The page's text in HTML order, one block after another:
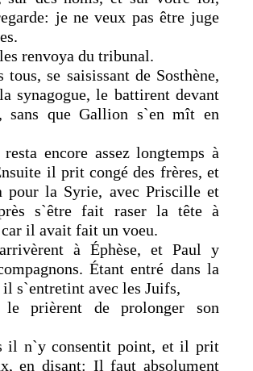
je ne veux pas être juge
renvoya du tribunal.
tous, se saisissant de Sosthène,
synagogue, le battirent devant
sans que Gallion s`en mît en
encore assez longtemps à
il prit congé des frères, et
pour la Syrie, avec Priscille et
s`être fait raser la tête à
car il avait fait un voeu.
à Éphèse, et Paul y
Étant entré dans la
il s`entretint avec les Juifs,
prièrent de prolonger son
il n`y consentit point, et il prit
en disant: Il faut absolument